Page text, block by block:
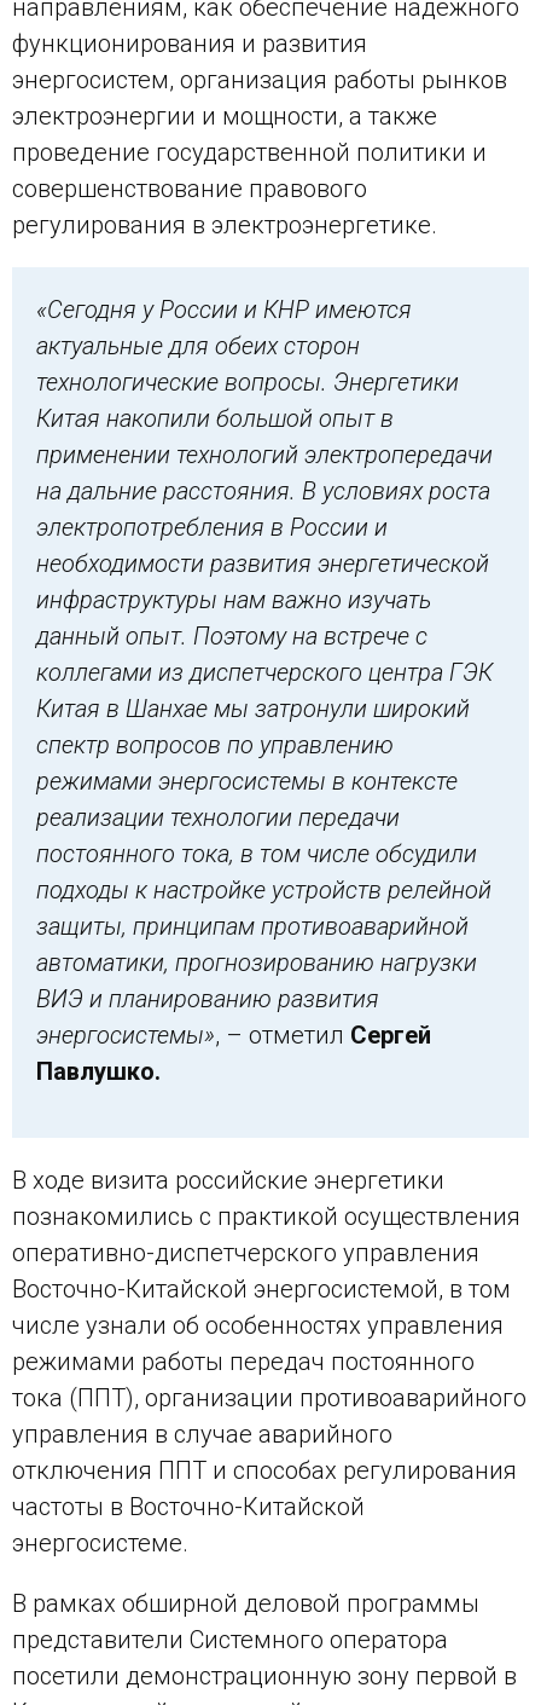
направлениям, как обеспечение надежного
функционирования и развития
энергосистем, организация работы рынков
электроэнергии и мощности, а также
проведение государственной политики и
совершенствование правового
регулирования в электроэнергетике.
«Сегодня у России и КНР имеются
актуальные для обеих сторон
технологические вопросы. Энергетики
Китая накопили большой опыт в
применении технологий электропередачи
на дальние расстояния. В условиях роста
электропотребления в России и
необходимости развития энергетической
инфраструктуры нам важно изучать
данный опыт. Поэтому на встрече с
коллегами из диспетчерского центра ГЭК
Китая в Шанхае мы затронули широкий
спектр вопросов по управлению
режимами энергосистемы в контексте
реализации технологии передачи
постоянного тока, в том числе обсудили
подходы к настройке устройств релейной
защиты, принципам противоаварийной
автоматики, прогнозированию нагрузки
ВИЭ и планированию развития
энергосистемы», – отметил Сергей
Павлушко.
В ходе визита российские энергетики
познакомились с практикой осуществления
оперативно-диспетчерского управления
Восточно-Китайской энергосистемой, в том
числе узнали об особенностях управления
режимами работы передач постоянного
тока (ППТ), организации противоаварийного
управления в случае аварийного
отключения ППТ и способах регулирования
частоты в Восточно-Китайской
энергосистеме.
В рамках обширной деловой программы
представители Системного оператора
посетили демонстрационную зону первой в